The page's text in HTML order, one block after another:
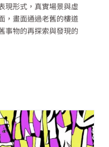
現形式，真實場景與虛
，畫面通過老舊的樓道
事物的再探索與發現的